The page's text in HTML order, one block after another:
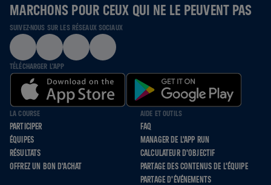
MARCHONS POUR CEUX QUI NE LE PEUVENT PAS
SUIVEZ-NOUS SUR LES RÉSEAUX SOCIAUX
TÉLÉCHARGER L'APP
LA COURSE
PARTICIPER
ÉQUIPES
RÉSULTATS
OFFREZ UN BON D'ACHAT
AIDE ET OUTILS
FAQ
MANAGER DE L'APP RUN
CALCULATEUR D'OBJECTIF
PARTAGE DES CONTENUS DE L'ÉQUIPE
PARTAGE D'ÉVÉNEMENTS